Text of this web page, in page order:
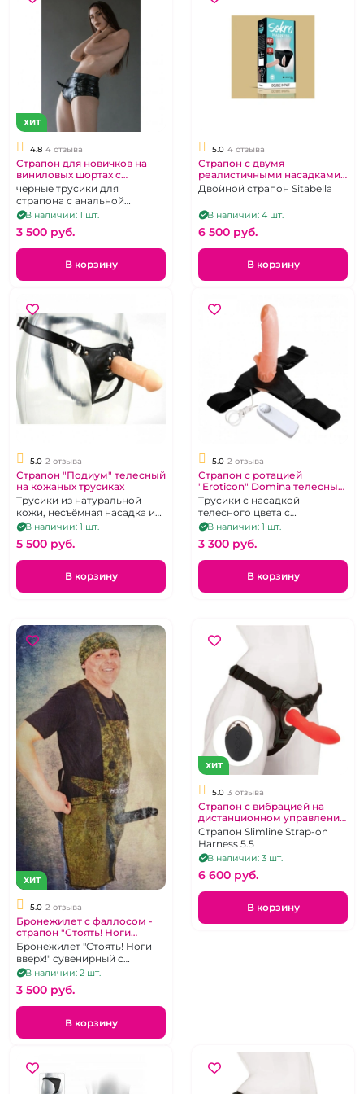
ХИТ
4.8 4 отзыва
Страпон для новичков на
виниловых шортах с
анальной елочкой "No
Mercy" Сraizer размер М-L
черные трусики для
страпона с анальной
насадкой-елочкой из
экокожи, р. M-Д
В наличии: 1 шт.
3 500 pуб.
В корзину
5.0 4 отзыва
Страпон с двумя
реалистичными насадками
"Sokro" Double Impact
Двойной страпон Sitabella
В наличии: 4 шт.
6 500 pуб.
В корзину
5.0 2 отзыва
Страпон "Подиум" телесный
на кожаных трусиках
Трусики из натуральной
кожи, несъёмная насадка из
винила.
В наличии: 1 шт.
5 500 pуб.
В корзину
5.0 2 отзыва
Страпон с ротацией
"Eroticon" Domina телесный
с усиками
Трусики с насадкой
телесного цвета с
клиторальными
стимуляторами и
вращением, управляемой с
помощью пульта.
В наличии: 1 шт.
3 300 pуб.
В корзину
ХИТ
5.0 2 отзыва
Бронежилет с фаллосом -
страпон "Стоять! Ноги
вверх!" сувенирный
Бронежилет "Стоять! Ноги
вверх!" сувенирный с
фаллоимитатором
В наличии: 2 шт.
3 500 pуб.
В корзину
ХИТ
5.0 3 отзыва
Страпон с вибрацией на
дистанционном управлении
"Wireless" красный
Страпон Slimline Strap-on
Harness 5.5
В наличии: 3 шт.
6 600 pуб.
В корзину